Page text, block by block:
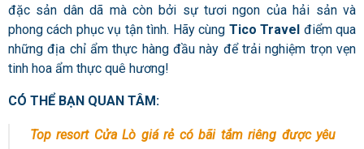
đặc sản dân dã mà còn bởi sự tươi ngon của hải sản và
phong cách phục vụ tận tình. Hãy cùng Tico Travel điểm qua
những địa chỉ ẩm thực hàng đầu này để trải nghiệm trọn vẹn
tinh hoa ẩm thực quê hương!
CÓ THỂ BẠN QUAN TÂM:
Top resort Cửa Lò giá rẻ có bãi tắm riêng được yêu